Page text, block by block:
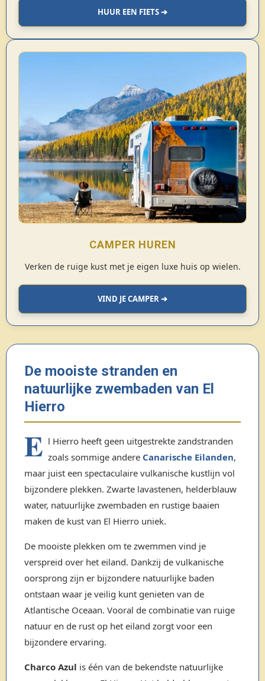
HUUR EEN FIETS ➔
CAMPER HUREN
Verken de ruige kust met je eigen luxe huis op wielen.
VIND JE CAMPER ➔
De mooiste stranden en
natuurlijke zwembaden van El
Hierro
E l Hierro heeft geen uitgestrekte zandstranden
zoals sommige andere Canarische Eilanden,
maar juist een spectaculaire vulkanische kustlijn vol
bijzondere plekken. Zwarte lavastenen, helderblauw
water, natuurlijke zwembaden en rustige baaien
maken de kust van El Hierro uniek.
De mooiste plekken om te zwemmen vind je
verspreid over het eiland. Dankzij de vulkanische
oorsprong zijn er bijzondere natuurlijke baden
ontstaan waar je veilig kunt genieten van de
Atlantische Oceaan. Vooral de combinatie van ruige
natuur en de rust op het eiland zorgt voor een
bijzondere ervaring.
Charco Azul is één van de bekendste natuurlijke